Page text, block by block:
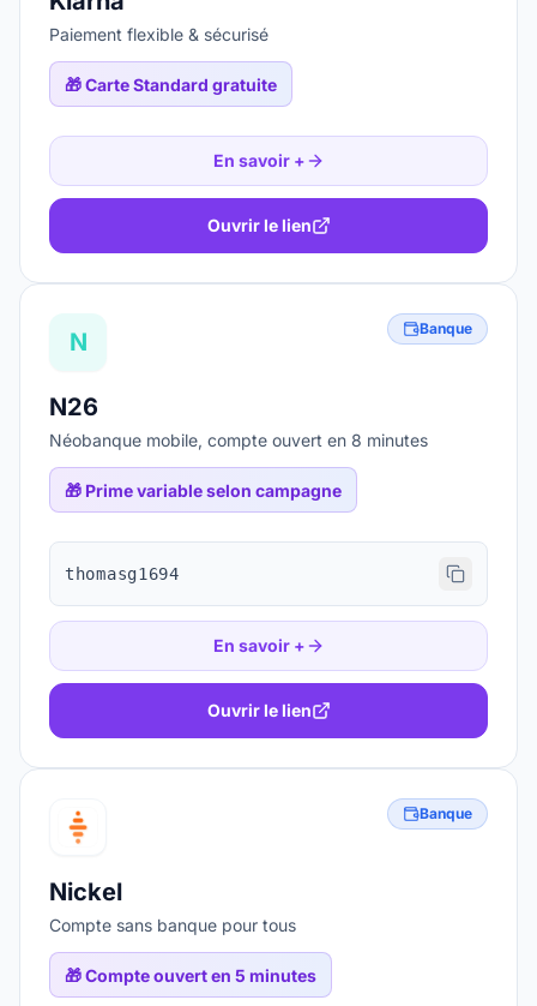
Paiement flexible & sécurisé
🎁Carte Standard gratuite
En savoir +
Ouvrir le lien
N Banque
N26
Néobanque mobile, compte ouvert en 8 minutes
🎁 Prime variable selon campagne
thomasg1694
En savoir +
Ouvrir le lien
Banque
Nickel
Compte sans banque pour tous
🎁Compte ouvert en 5 minutes